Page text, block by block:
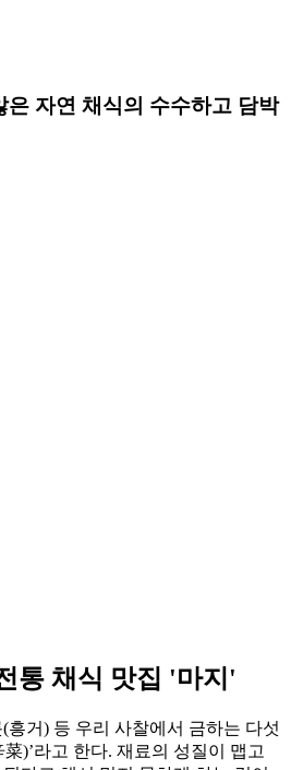
은 자연 채식의 수수하고 담박
통 채식 맛집 '마지'
흥거) 등 우리 사찰에서 금하는 다섯
)’라고 한다. 재료의 성질이 맵고